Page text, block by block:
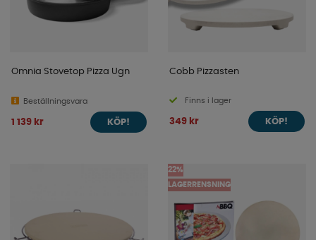
Omnia Stovetop Pizza Ugn
Beställningsvara
1 139 kr KÖP!
Cobb Pizzasten
Finns i lager
349 kr KÖP!
22%
LAGERRENSNING